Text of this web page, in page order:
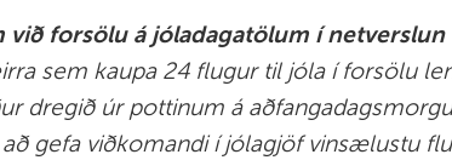
við forsölu á jóladagatölum í netverslun
sem kaupa 24 flugur til jóla í forsölu
dregið úr pottinum á
gefa viðkomandi í jólagjöf vinsælustu